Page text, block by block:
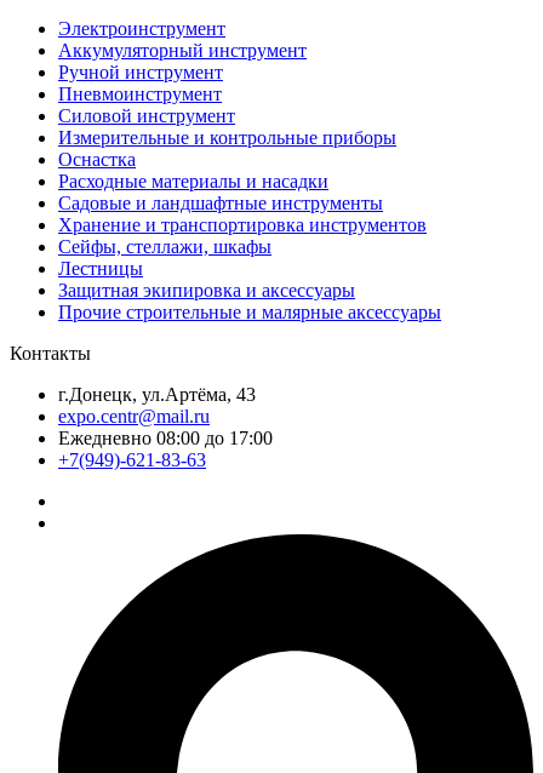
Электроинструмент
Аккумуляторный инструмент
Ручной инструмент
Пневмоинструмент
Силовой инструмент
Измерительные и контрольные приборы
Оснастка
Расходные материалы и насадки
Садовые и ландшафтные инструменты
Хранение и транспортировка инструментов
Сейфы, стеллажи, шкафы
Лестницы
Защитная экипировка и аксессуары
Прочие строительные и малярные аксессуары
Контакты
г.Донецк, ул.Артёма, 43
expo.centr@mail.ru
Ежедневно 08:00 до 17:00
+7(949)-621-83-63